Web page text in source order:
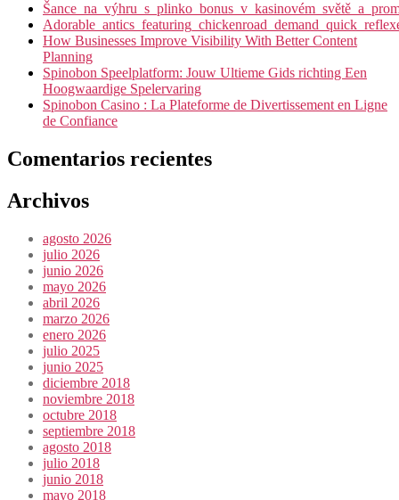
How Businesses Improve Visibility With Better Content
Planning
Spinobon Speelplatform: Jouw Ultieme Gids richting Een
Hoogwaardige Spelervaring
Spinobon Casino : La Plateforme de Divertissement en Ligne
de Confiance
Comentarios recientes
Archivos
agosto 2026
julio 2026
junio 2026
mayo 2026
abril 2026
marzo 2026
enero 2026
julio 2025
junio 2025
diciembre 2018
noviembre 2018
octubre 2018
septiembre 2018
agosto 2018
julio 2018
junio 2018
mayo 2018